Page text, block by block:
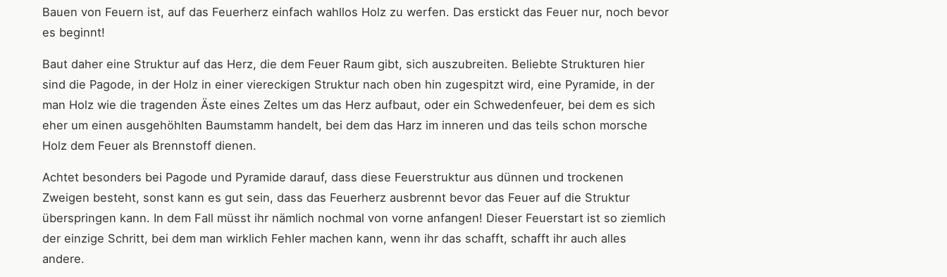
Bauen von Feuern ist, auf das Feuerherz einfach wahllos Holz zu werfen. Das erstickt das Feuer nur, noch bevor
es beginnt!
Baut daher eine Struktur auf das Herz, die dem Feuer Raum gibt, sich auszubreiten. Beliebte Strukturen hier
sind die Pagode, in der Holz in einer viereckigen Struktur nach oben hin zugespitzt wird, eine Pyramide, in der
man Holz wie die tragenden Äste eines Zeltes um das Herz aufbaut, oder ein Schwedenfeuer, bei dem es sich
eher um einen ausgehöhlten Baumstamm handelt, bei dem das Harz im inneren und das teils schon morsche
Holz dem Feuer als Brennstoff dienen.
Achtet besonders bei Pagode und Pyramide darauf, dass diese Feuerstruktur aus dünnen und trockenen
Zweigen besteht, sonst kann es gut sein, dass das Feuerherz ausbrennt bevor das Feuer auf die Struktur
überspringen kann. In dem Fall müsst ihr nämlich nochmal von vorne anfangen! Dieser Feuerstart ist so ziemlich
der einzige Schritt, bei dem man wirklich Fehler machen kann, wenn ihr das schafft, schafft ihr auch alles
andere.